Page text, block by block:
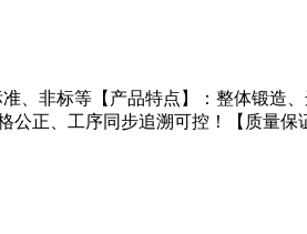
、非标等【产品特点】：整体锻造
正、工序同步追溯可控！【质量